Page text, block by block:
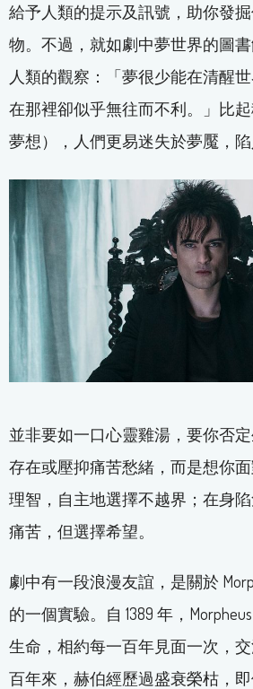
給予人類的提示及訊號，助你發
物。不過，就如劇中夢世界的圖
人類的觀察：「夢很少能在清醒
在那裡卻似乎無往而不利。」比起
夢想），人們更易迷失於夢魘，陷
並非要如一口心靈雞湯，要你否
存在或壓抑痛苦愁緒，而是想你
理智，自主地選擇不越界；在身
痛苦，但選擇希望。
劇中有一段浪漫友誼，是關於
的一個實驗。自 1389 年，
生命，相約每一百年見面一次，
百年來，赫伯經歷過盛衰榮枯，